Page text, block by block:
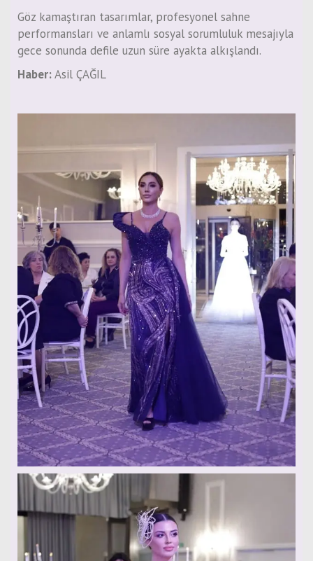
Göz kamaştıran tasarımlar, profesyonel sahne
performansları ve anlamlı sosyal sorumluluk mesajıyla
gece sonunda defile uzun süre ayakta alkışlandı.
Haber:Asil ÇAĞIL